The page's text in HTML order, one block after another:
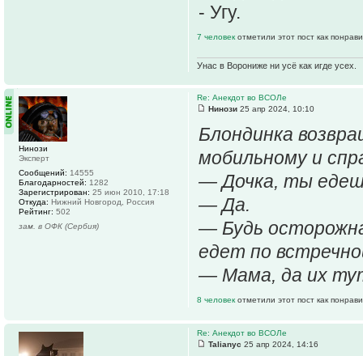
- Угу.
7 человек отметили этот пост как
Унас в Ворониже ни усё как игде усех.
Re: Анекдот во ВСОЛе
Нинози 25 апр 2024, 10:10
Блондинка
мобильному и
— Дочка, ты
— Да.
— Будь
едет по
— Мама, да их
8 человекотметили этот пост как
Нинози
Эксперт
Сообщений: 14555
Благодарностей: 1282
Зарегистрирован: 25 июн 2010, 17:18
Откуда: Нижний Новгород, Россия
Рейтинг: 502
зам. в ОФК (Сербия)
Re: Анекдот во ВСОЛе
Talianyc 25 апр 2024, 14:16